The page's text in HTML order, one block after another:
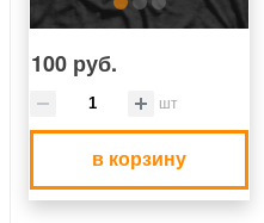
100 руб.
шт
в корзину